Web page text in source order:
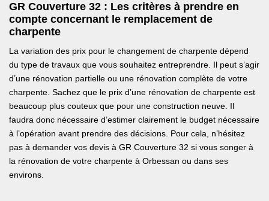
GR Couverture 32 : Les critères à prendre en
compte concernant le remplacement de
charpente
La variation des prix pour le changement de charpente dépend
du type de travaux que vous souhaitez entreprendre. Il peut s’agir
d’une rénovation partielle ou une rénovation complète de votre
charpente. Sachez que le prix d’une rénovation de charpente est
beaucoup plus couteux que pour une construction neuve. Il
faudra donc nécessaire d’estimer clairement le budget nécessaire
à l’opération avant prendre des décisions. Pour cela, n’hésitez
pas à demander vos devis à GR Couverture 32 si vous songer à
la rénovation de votre charpente à Orbessan ou dans ses
environs.